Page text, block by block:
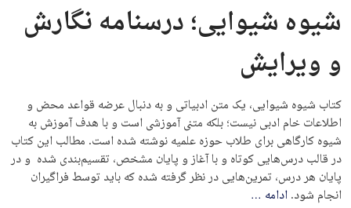
شیوه شیوایی؛‌ درسنامه نگارش
و ویرایش
کتاب شیوه شیوایی، یک متن ادبیاتی و به دنبال عرضه قواعد محض و
اطلاعات خام ادبی نیست؛ بلکه متنی آموزشی است و با هدف آموزش به
شیوه کارگاهی برای طلاب حوزه علمیه نوشته شده است. مطالب این کتاب
در قالب درس‌هایی کوتاه و با آغاز و پایان مشخص، تقسیم‌بندی شده و در
پایان هر درس، تمرین‌هایی در نظر گرفته شده که باید توسط فراگیران
انجام شود.ادامه …